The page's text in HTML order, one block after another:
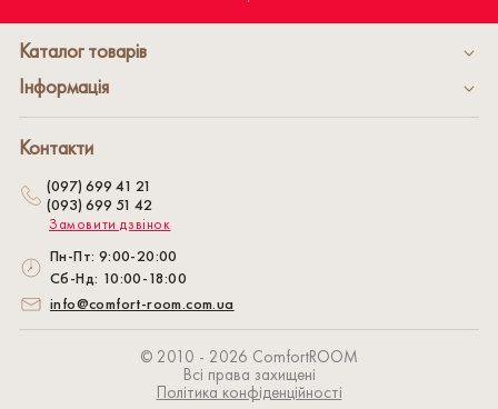
© 2010 - 2026 СomfortROOM
Всі права захищені
Політика конфіденційності
Каталог товарів
Інформація
Контакти
(097) 699 41 21
(093) 699 51 42
Замовити дзвінок
Пн-Пт: 9:00-20:00
Сб-Нд: 10:00-18:00
info@comfort-room.com.ua